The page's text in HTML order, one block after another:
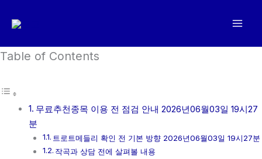
로
너
Table of Contents
무료추천종목 이용 전 점검 안내 2026년06월03일 19시27
분
트로트메들리 확인 전 기본 방향 2026년06월03일 19시27분
작곡과 상담 전에 살펴볼 내용